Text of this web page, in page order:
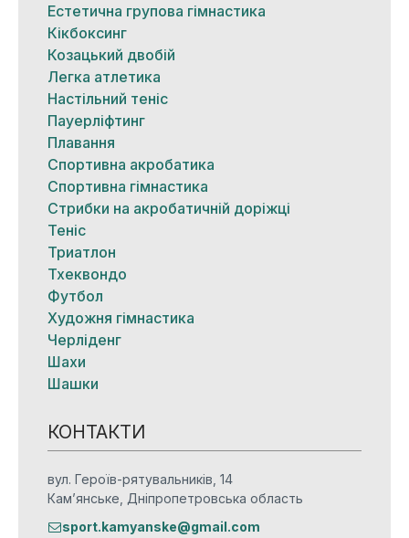
Естетична групова гімнастика
Кікбоксинг
Козацький двобій
Легка атлетика
Настільний теніс
Пауерліфтинг
Плавання
Спортивна акробатика
Спортивна гімнастика
Стрибки на акробатичній доріжці
Теніс
Триатлон
Тхеквондо
Футбол
Художня гімнастика
Черліденг
Шахи
Шашки
КОНТАКТИ
вул. Героїв-рятувальників, 14
Кам’янське, Дніпропетровська область
sport.kamyanske@gmail.com